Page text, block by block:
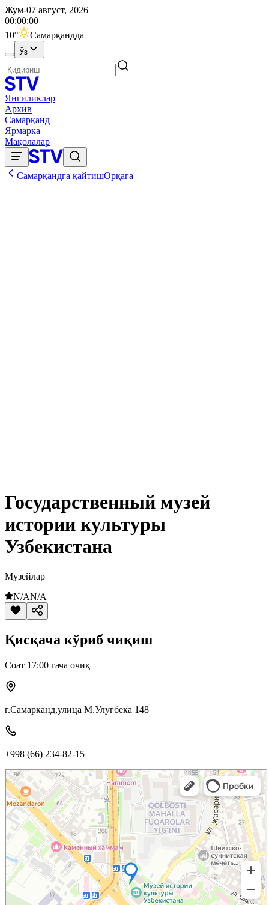
Жум-07 август, 2026
00:00:00
10° Самарқандда
Ўз
Янгиликлар
Архив
Самарқанд
Ярмарка
Мақолалар
Самарқандга қайтишОрқага
Государственный музей
истории культуры
Узбекистана
Музейлар
N/AN/A
Қисқача кўриб чиқиш
Соат 17:00 гача очиқ
г.Самарканд,улица М.Улугбека 148
+998 (66) 234-82-15